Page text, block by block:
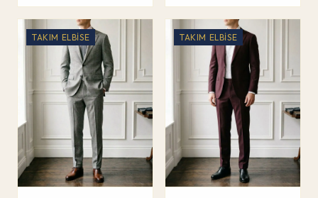
TAKIM ELBISE TAKIM ELBISE